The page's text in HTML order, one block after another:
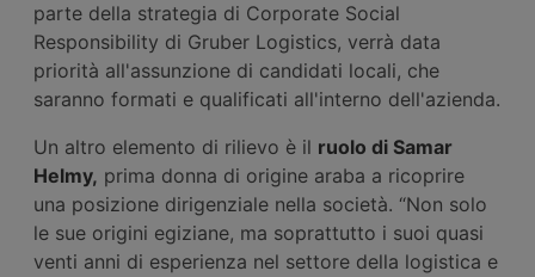
parte della strategia di Corporate Social
Responsibility di Gruber Logistics, verrà data
priorità all'assunzione di candidati locali, che
saranno formati e qualificati all'interno dell'azienda.
Un altro elemento di rilievo è il ruolo di Samar
Helmy, prima donna di origine araba a ricoprire
una posizione dirigenziale nella società. “Non solo
le sue origini egiziane, ma soprattutto i suoi quasi
venti anni di esperienza nel settore della logistica e